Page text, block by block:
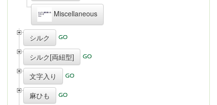
Miscellaneous
シルク
シルク[両紐型]
文字入り
麻ひも